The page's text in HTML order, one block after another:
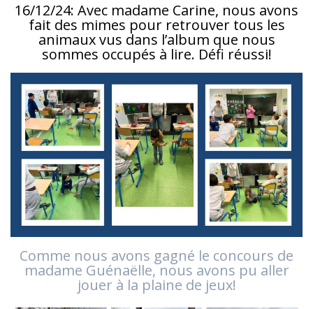
16/12/24: Avec madame Carine, nous avons
fait des mimes pour retrouver tous les
animaux vus dans l’album que nous
sommes occupés à lire. Défi réussi!
Comme nous avons gagné le concours de
madame Guénaëlle, nous avons pu aller
jouer à la plaine de jeux!